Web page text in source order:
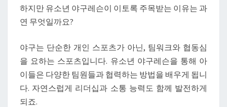
이
기
있
는
이
하지만 유소년 야구레슨이 이토록 주목받는 이유는 과
연 무엇일까요?
야구는 단순한 개인 스포츠가 아닌, 팀워크와 협동심
을 요하는 스포츠입니다. 유소년 야구레슨을 통해 아
이들은 다양한 팀원들과 협력하는 방법을 배우게 됩니
다. 자연스럽게 리더십과 소통 능력도 함께 발전하게
되죠.